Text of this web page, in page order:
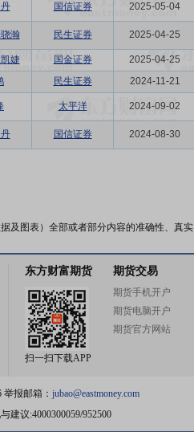
国信证券 2025-05-04
瀚 民生证券 2025-04-25
婕 国金证券
2025-04-25
民生证券 2024-11-21
太平洋 2024-09-02
国信证券 2024-08-30
及图表）全部或者部分内容的准确性、真实
东方财富期货
扫一扫下载APP
期货交易
期货手机开户
期货电脑开户
期货官方网站
报邮箱： jubao@eastmoney.com
建议:4000300059/952500